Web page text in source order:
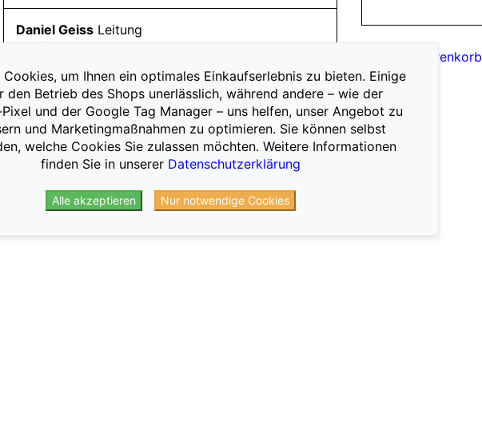
Daniel Geiss Leitung
Daniel Hope
Adrien La Marca Viola
Josephine KnightVioloncello
Teilnehmende der String AcademyEnsemble
Zum Warenkorb
um Ihnen ein optimales Einkaufserlebnis zu bieten. Einige
den Betrieb des Shops unerlässlich, während andere – wie der
und der Google Tag Manager – uns helfen, unser Angebot zu
und Marketingmaßnahmen zu optimieren. Sie können selbst
welche Cookies Sie zulassen möchten. Weitere Informationen
finden Sie in unserer Datenschutzerklärung
Alle akzeptieren Nur notwendige Cookies